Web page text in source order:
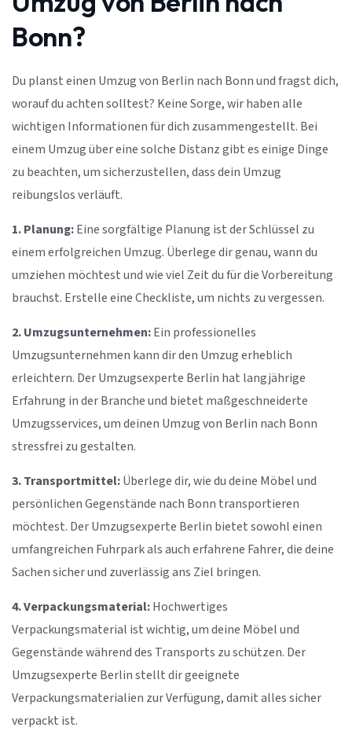
Bonn?
Du planst einen Umzug von Berlin nach Bonn und fragst dich,
worauf du achten solltest? Keine Sorge, wir haben alle
wichtigen Informationen für dich zusammengestellt. Bei
einem Umzug über eine solche Distanz gibt es einige Dinge
zu beachten, um sicherzustellen, dass dein Umzug
reibungslos verläuft.
1. Planung:Eine sorgfältige Planung ist der Schlüssel zu
einem erfolgreichen Umzug. Überlege dir genau, wann du
umziehen möchtest und wie viel Zeit du für die Vorbereitung
brauchst. Erstelle eine Checkliste, um nichts zu vergessen.
2. Umzugsunternehmen:Ein professionelles
Umzugsunternehmen kann dir den Umzug erheblich
erleichtern. Der Umzugsexperte Berlin hat langjährige
Erfahrung in der Branche und bietet maßgeschneiderte
Umzugsservices, um deinen Umzug von Berlin nach Bonn
stressfrei zu gestalten.
3. Transportmittel:Überlege dir, wie du deine Möbel und
persönlichen Gegenstände nach Bonn transportieren
möchtest. Der Umzugsexperte Berlin bietet sowohl einen
umfangreichen Fuhrpark als auch erfahrene Fahrer, die deine
Sachen sicher und zuverlässig ans Ziel bringen.
4. Verpackungsmaterial:Hochwertiges
Verpackungsmaterial ist wichtig, um deine Möbel und
Gegenstände während des Transports zu schützen. Der
Umzugsexperte Berlin stellt dir geeignete
Verpackungsmaterialien zur Verfügung, damit alles sicher
verpackt ist.